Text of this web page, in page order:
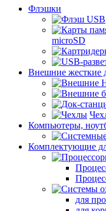
Флэшки
microSD
Внешние жесткие
Компьютеры,
Комплектующие
для